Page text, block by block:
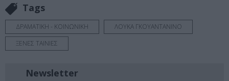
Tags
ΔΡΑΜΑΤΙΚΗ - ΚΟΙΝΩΝΙΚΗ
ΛΟΥΚΑ ΓΚΟΥΑΝΤΑΝΙΝΟ
ΞΕΝΕΣ ΤΑΙΝΙΕΣ
Newsletter